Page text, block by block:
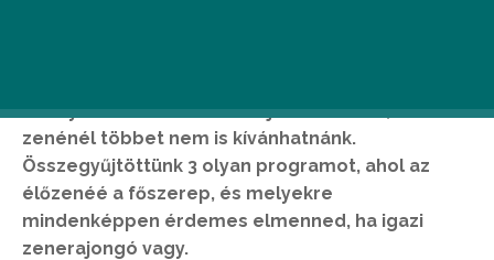
de olyan zenés estekből is jócskán akad, ahol a
zenénél többet nem is kívánhatnánk.
Összegyűjtöttünk 3 olyan programot, ahol az
élőzenéé a főszerep, és melyekre
mindenképpen érdemes elmenned, ha igazi
zenerajongó vagy.